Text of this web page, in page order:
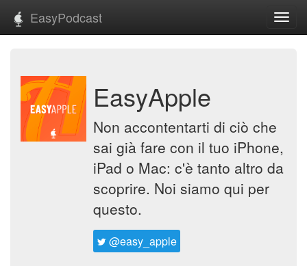
EasyPodcast
EasyApple
Non accontentarti di ciò che
sai già fare con il tuo iPhone,
iPad o Mac: c'è tanto altro da
scoprire. Noi siamo qui per
questo.
@easy_apple